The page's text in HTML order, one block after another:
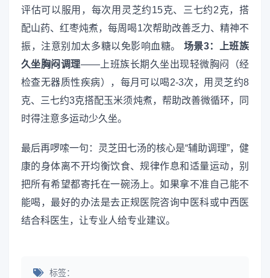
评估可以服用，每次用灵芝约15克、三七约2克，搭
配山药、红枣炖煮，每周喝1次帮助改善乏力、精神不
振，注意别加太多糖以免影响血糖。 场景3：上班族
久坐胸闷调理——上班族长期久坐出现轻微胸闷（经
检查无器质性疾病），每月可以喝2-3次，用灵芝约8
克、三七约3克搭配玉米须炖煮，帮助改善微循环，同
时得注意多运动少久坐。
最后再啰嗦一句：灵芝田七汤的核心是“辅助调理”，健
康的身体离不开均衡饮食、规律作息和适量运动，别
把所有希望都寄托在一碗汤上。如果拿不准自己能不
能喝，最好的办法是去正规医院咨询中医科或中西医
结合科医生，让专业人给专业建议。
标签：